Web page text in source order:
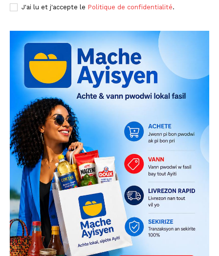
J'ai lu et j'accepte le Politique de confidentialité.